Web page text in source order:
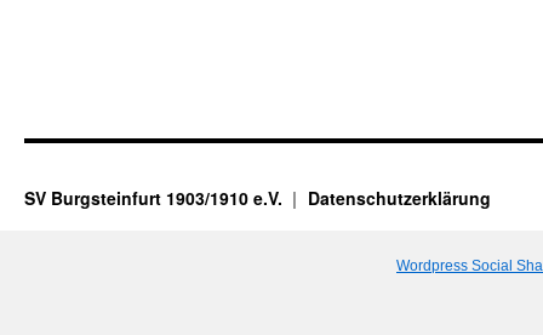
SV Burgsteinfurt 1903/1910 e.V. Datenschutzerklärung
Wordpress Social